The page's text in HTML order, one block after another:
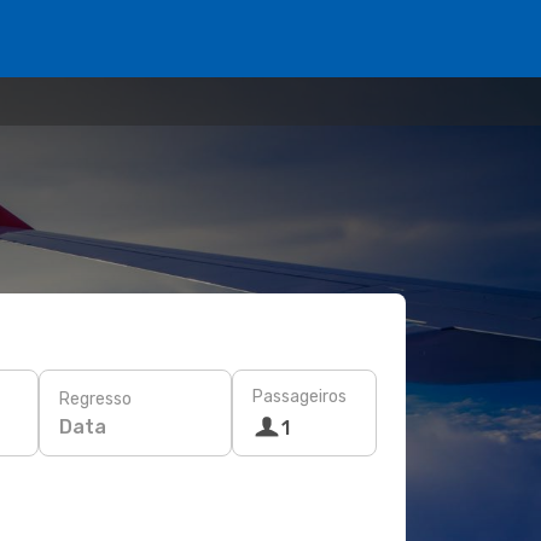
Regresso
Data
Passageiros
1